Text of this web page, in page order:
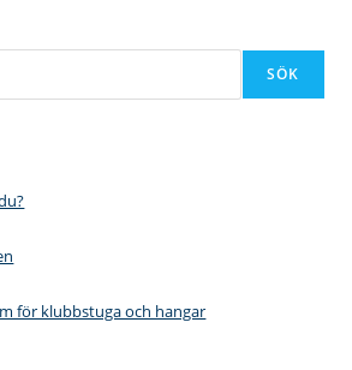
SÖK
för klubbstuga och hangar